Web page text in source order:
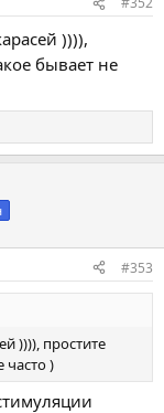
)))),
бывает не
#353
)))), простите
часто )